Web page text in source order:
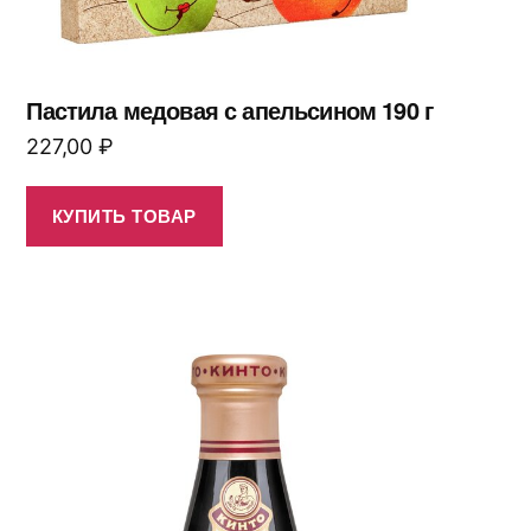
Пастила медовая с апельсином 190 г
227,00 ₽
КУПИТЬ ТОВАР